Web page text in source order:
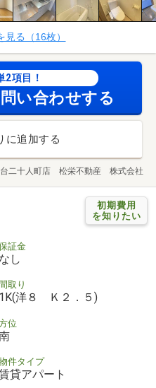
る（16枚）
2項目！
い合わせする
に追加する
台二十人町店 松栄不動産 株式会社
初期費用
を知りたい
証金
なし
間取り
1K(洋８ Ｋ２．５)
位
件タイプ
貸アパート